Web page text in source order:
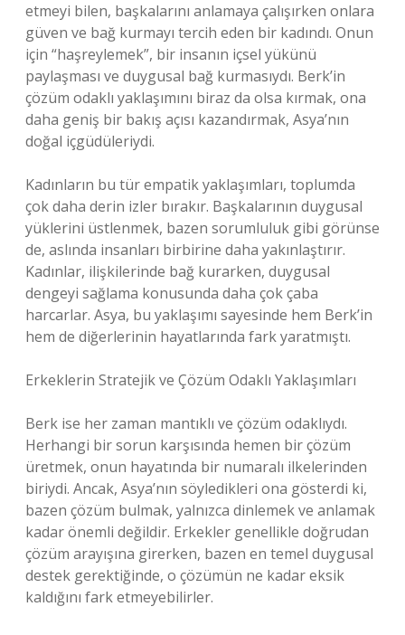
etmeyi bilen, başkalarını anlamaya çalışırken onlara
güven ve bağ kurmayı tercih eden bir kadındı. Onun
için “haşreylemek”, bir insanın içsel yükünü
paylaşması ve duygusal bağ kurmasıydı. Berk’in
çözüm odaklı yaklaşımını biraz da olsa kırmak, ona
daha geniş bir bakış açısı kazandırmak, Asya’nın
doğal içgüdüleriydi.
Kadınların bu tür empatik yaklaşımları, toplumda
çok daha derin izler bırakır. Başkalarının duygusal
yüklerini üstlenmek, bazen sorumluluk gibi görünse
de, aslında insanları birbirine daha yakınlaştırır.
Kadınlar, ilişkilerinde bağ kurarken, duygusal
dengeyi sağlama konusunda daha çok çaba
harcarlar. Asya, bu yaklaşımı sayesinde hem Berk’in
hem de diğerlerinin hayatlarında fark yaratmıştı.
Erkeklerin Stratejik ve Çözüm Odaklı Yaklaşımları
Berk ise her zaman mantıklı ve çözüm odaklıydı.
Herhangi bir sorun karşısında hemen bir çözüm
üretmek, onun hayatında bir numaralı ilkelerinden
biriydi. Ancak, Asya’nın söyledikleri ona gösterdi ki,
bazen çözüm bulmak, yalnızca dinlemek ve anlamak
kadar önemli değildir. Erkekler genellikle doğrudan
çözüm arayışına girerken, bazen en temel duygusal
destek gerektiğinde, o çözümün ne kadar eksik
kaldığını fark etmeyebilirler.